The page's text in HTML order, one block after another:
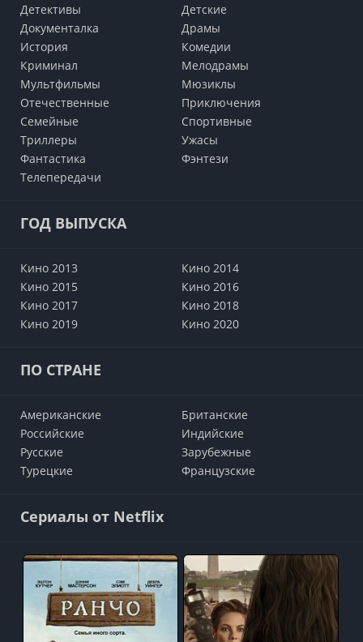
Детективы
Детские
Документалка
Драмы
История
Комедии
Криминал
Мелодрамы
Мультфильмы
Мюзиклы
Отечественные
Приключения
Семейные
Cпортивные
Триллеры
Ужасы
Фантастика
Фэнтези
Телепередачи
ГОД ВЫПУСКА
Кино 2013
Кино 2014
Кино 2015
Кино 2016
Кино 2017
Кино 2018
Кино 2019
Кино 2020
ПО СТРАНЕ
Американские
Британские
Российские
Индийские
Русские
Зарубежные
Турецкие
Французские
Сериалы от Netflix